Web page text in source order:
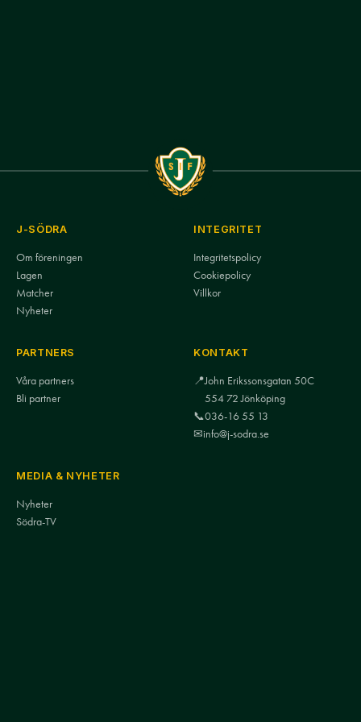
J-SÖDRA
Om föreningen
Lagen
Matcher
Nyheter
INTEGRITET
Integritetspolicy
Cookiepolicy
Villkor
PARTNERS
Våra partners
Bli partner
KONTAKT
📍John Erikssonsgatan 50C
554 72 Jönköping
📞036-16 55 13
✉info@j-sodra.se
MEDIA & NYHETER
Nyheter
Södra-TV